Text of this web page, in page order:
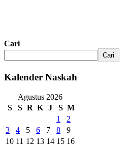
Cari
Cari
Kalender Naskah
Agustus 2026
S
S R K J S M
1
2
3
4 5 6 7 8
9
10 11 12 13 14 15 16